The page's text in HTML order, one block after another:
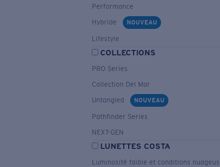
Performance
Hybride
NOUVEAU
Lifestyle
COLLECTIONS
PRO Series
Collection Del Mar
Untangled
NOUVEAU
Pathfinder Series
NEXT-GEN
LUNETTES COSTA
Luminosité faible et conditions